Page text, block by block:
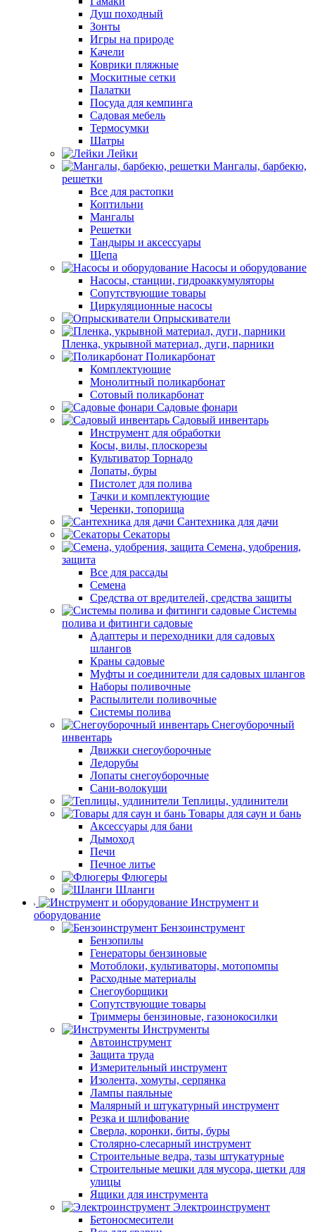
Душ походный
Зонты
Игры на природе
Качели
Коврики пляжные
Москитные сетки
Палатки
Посуда для кемпинга
Садовая мебель
Термосумки
Шатры
Лейки
Мангалы, барбекю,
решетки
Все для растопки
Коптильни
Мангалы
Решетки
Тандыры и аксессуары
Щепа
Насосы и оборудование
Насосы, станции, гидроаккумуляторы
Сопутствующие товары
Циркуляционные насосы
Опрыскиватели
Пленка, укрывной материал, дуги, парники
Поликарбонат
Комплектующие
Монолитный поликарбонат
Сотовый поликарбонат
Садовые фонари
Садовый инвентарь
Инструмент для обработки
Косы, вилы, плоскорезы
Культиватор Торнадо
Лопаты, буры
Пистолет для полива
Тачки и комплектующие
Черенки, топорища
Сантехника для дачи
Секаторы
Семена, удобрения,
защита
Все для рассады
Семена
Средства от вредителей, средства защиты
Системы
полива и фитинги садовые
Адаптеры и переходники для садовых
шлангов
Краны садовые
Муфты и соединители для садовых шлангов
Наборы поливочные
Распылители поливочные
Системы полива
Снегоуборочный
инвентарь
Движки снегоуборочные
Ледорубы
Лопаты снегоуборочные
Сани-волокуши
Теплицы, удлинители
Товары для саун и бань
Аксессуары для бани
Дымоход
Печи
Печное литье
Флюгеры
Шланги
Инструмент и
оборудование
Бензоинструмент
Бензопилы
Генераторы бензиновые
Мотоблоки, культиваторы, мотопомпы
Расходные материалы
Снегоуборщики
Сопутствующие товары
Триммеры бензиновые, газонокосилки
Инструменты
Автоинструмент
Защита труда
Измерительный инструмент
Изолента, хомуты, серпянка
Лампы паяльные
Малярный и штукатурный инструмент
Резка и шлифование
Сверла, коронки, биты, буры
Столярно-слесарный инструмент
Строительные ведра, тазы штукатурные
Строительные мешки для мусора, щетки для
улицы
Ящики для инструмента
Электроинструмент
Бетоносмесители